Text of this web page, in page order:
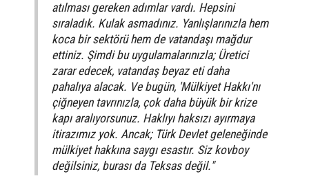
atılması gereken adımlar vardı. Hepsini
sıraladık. Kulak asmadınız. Yanlışlarınızla hem
koca bir sektörü hem de vatandaşı mağdur
ettiniz. Şimdi bu uygulamalarınızla; Üretici
zarar edecek, vatandaş beyaz eti daha
pahalıya alacak. Ve bugün, 'Mülkiyet Hakkı'nı
çiğneyen tavrınızla, çok daha büyük bir krize
kapı aralıyorsunuz. Haklıyı haksızı ayırmaya
itirazımız yok. Ancak; Türk Devlet geleneğinde
mülkiyet hakkına saygı esastır. Siz kovboy
değilsiniz, burası da Teksas değil."